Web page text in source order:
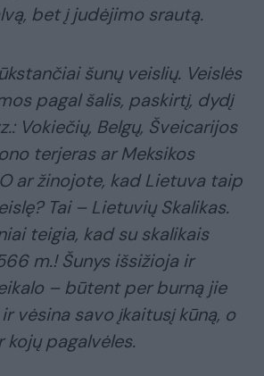
bet į judėjimo srautą.
šunų veislių. Veislės
pagal šalis, paskirtį, dydį
Vokiečių, Belgų, Šveicarijos
terjeras ar Meksikos
ar žinojote, kad Lietuva taip
Tai – Lietuvių Skalikas.
teigia, kad su skalikais
m.! Šunys išsižioja ir
– būtent per burną jie
vėsina savo įkaitusį kūną, o
pagalvėles.